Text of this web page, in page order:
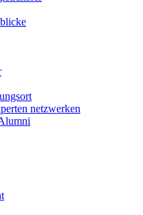
netzwerken